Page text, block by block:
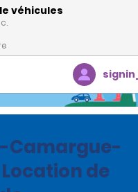
véhicules
Camargue-
de